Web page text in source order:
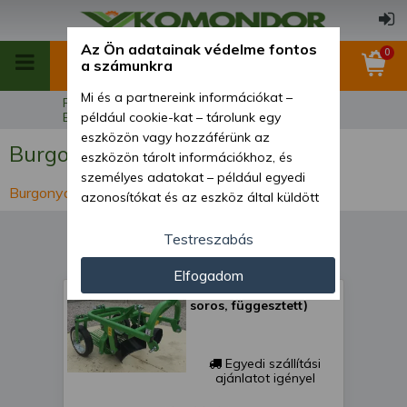
0
Főoldal
Talajművelő munkagépek
Burgonyafelszedők
Burgonyafelszedők
Burgonyafelszedők
Burgonyafelszedő (1
soros, függesztett)
Egyedi szállítási
ajánlatot igényel
Az Ön adatainak védelme fontos
a számunkra
Mi és a partnereink információkat –
például cookie-kat – tárolunk egy
eszközön vagy hozzáférünk az
eszközön tárolt információkhoz, és
személyes adatokat – például egyedi
azonosítókat és az eszköz által küldött
személyre szabott hirdetések és
tartalom nyújtásához, hirdetés- és
tartalomméréshez, nézettségi adatok
gyűjtéséhez, valamint termékek
kifejlesztéséhez és a termékek
javításához. Az Ön engedélyével mi és a
partnereink eszközleolvasásos
módszerrel szerzett pontos geolokációs
Testreszabás
Elfogadom